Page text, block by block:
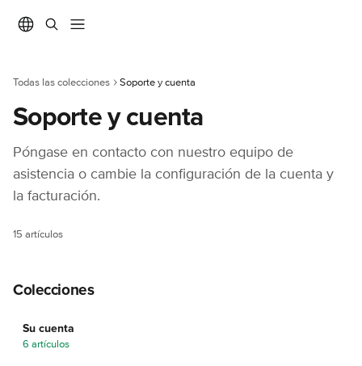
Todas las colecciones Soporte y cuenta
Soporte y cuenta
Póngase en contacto con nuestro equipo de
asistencia o cambie la configuración de la cuenta y
la facturación.
15 artículos
Colecciones
Su cuenta
6 artículos